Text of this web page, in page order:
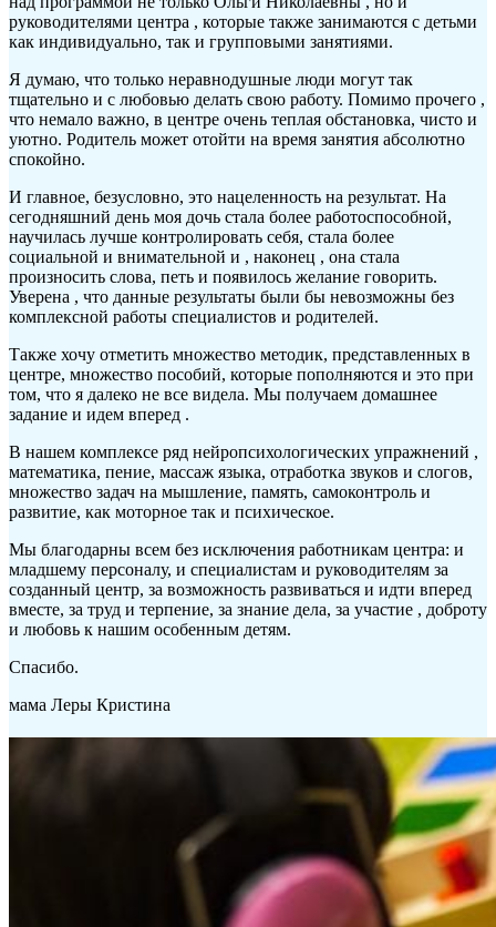
руководителями центра , которые также занимаются с детьми
как индивидуально, так и групповыми занятиями.
Я думаю, что только неравнодушные люди могут так
тщательно и с любовью делать свою работу. Помимо прочего ,
что немало важно, в центре очень теплая обстановка, чисто и
уютно. Родитель может отойти на время занятия абсолютно
спокойно.
И главное, безусловно, это нацеленность на результат. На
сегодняшний день моя дочь стала более работоспособной,
научилась лучше контролировать себя, стала более
социальной и внимательной и , наконец , она стала
произносить слова, петь и появилось желание говорить.
Уверена , что данные результаты были бы невозможны без
комплексной работы специалистов и родителей.
Также хочу отметить множество методик, представленных в
центре, множество пособий, которые пополняются и это при
том, что я далеко не все видела. Мы получаем домашнее
задание и идем вперед .
В нашем комплексе ряд нейропсихологических упражнений ,
математика, пение, массаж языка, отработка звуков и слогов,
множество задач на мышление, память, самоконтроль и
развитие, как моторное так и психическое.
Мы благодарны всем без исключения работникам центра: и
младшему персоналу, и специалистам и руководителям за
созданный центр, за возможность развиваться и идти вперед
вместе, за труд и терпение, за знание дела, за участие , доброту
и любовь к нашим особенным детям.
Спасибо.
мама Леры Кристина